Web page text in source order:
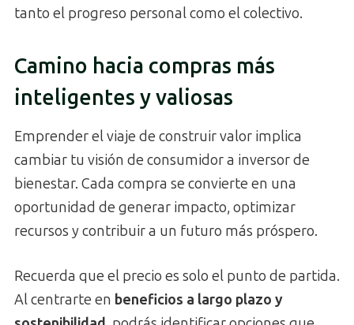
tanto el progreso personal como el colectivo.
Camino hacia compras más
inteligentes y valiosas
Emprender el viaje de construir valor implica
cambiar tu visión de consumidor a inversor de
bienestar. Cada compra se convierte en una
oportunidad de generar impacto, optimizar
recursos y contribuir a un futuro más próspero.
Recuerda que el precio es solo el punto de partida.
Al centrarte en beneficios a largo plazo y